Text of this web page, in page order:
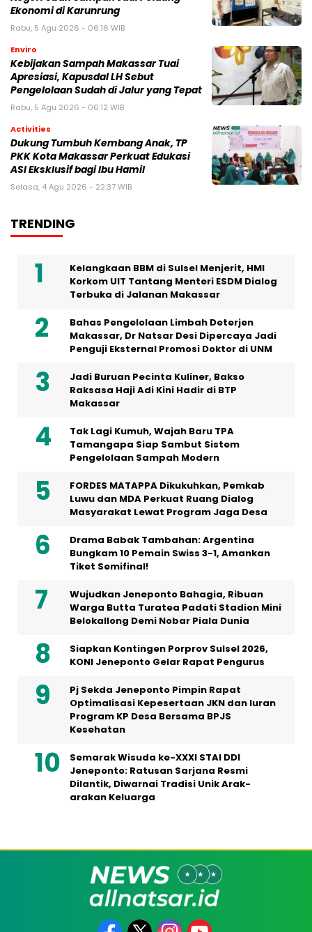
Ekonomi di Karunrung
Rabu, 5 Agu 2026 - 06:16 WIB
Enviro
Kebijakan Sampah Makassar Tuai
Apresiasi, Kapusdal LH Sebut
Pengelolaan Sudah di Jalur yang Tepat
Rabu, 5 Agu 2026 - 06:12 WIB
Activities
Dukung Tumbuh Kembang Anak, TP
PKK Kota Makassar Perkuat Edukasi
ASI Eksklusif bagi Ibu Hamil
Selasa, 4 Agu 2026 - 22:37 WIB
TRENDING
Kelangkaan BBM di Sulsel Menjerit, HMI
Korkom UIT Tantang Menteri ESDM Dialog
Terbuka di Jalanan Makassar
Bahas Pengelolaan Limbah Deterjen
Makassar, Dr Natsar Desi Dipercaya Jadi
Penguji Eksternal Promosi Doktor di UNM
Jadi Buruan Pecinta Kuliner, Bakso
Raksasa Haji Adi Kini Hadir di BTP
Makassar
Tak Lagi Kumuh, Wajah Baru TPA
Tamangapa Siap Sambut Sistem
Pengelolaan Sampah Modern
FORDES MATAPPA Dikukuhkan, Pemkab
Luwu dan MDA Perkuat Ruang Dialog
Masyarakat Lewat Program Jaga Desa
Drama Babak Tambahan: Argentina
Bungkam 10 Pemain Swiss 3-1, Amankan
Tiket Semifinal!
Wujudkan Jeneponto Bahagia, Ribuan
Warga Butta Turatea Padati Stadion Mini
Belokallong Demi Nobar Piala Dunia
Siapkan Kontingen Porprov Sulsel 2026,
KONI Jeneponto Gelar Rapat Pengurus
Pj Sekda Jeneponto Pimpin Rapat
Optimalisasi Kepesertaan JKN dan Iuran
Program KP Desa Bersama BPJS
Kesehatan
Semarak Wisuda ke-XXXI STAI DDI
Jeneponto: Ratusan Sarjana Resmi
Dilantik, Diwarnai Tradisi Unik Arak-
arakan Keluarga